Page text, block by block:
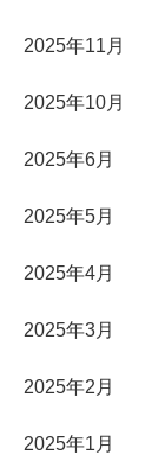
2025年11月
2025年10月
2025年6月
2025年5月
2025年4月
2025年3月
2025年2月
2025年1月